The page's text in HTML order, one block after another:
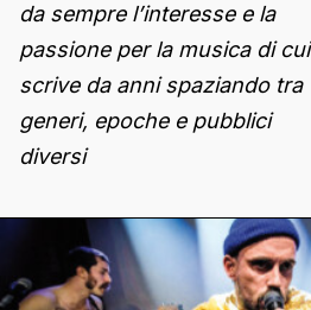
da sempre l’interesse e la
passione per la musica di cui
scrive da anni spaziando tra
generi, epoche e pubblici
diversi